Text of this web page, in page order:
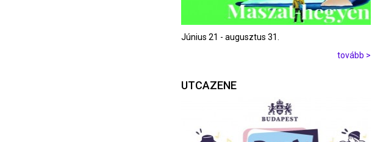
Június 21 - augusztus 31.
tovább >
UTCAZENE